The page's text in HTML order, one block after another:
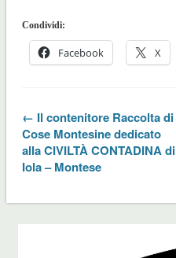
Condividi:
Facebook X
← Il contenitore Raccolta di
Cose Montesine dedicato
alla CIVILTÀ CONTADINA di
Iola – Montese